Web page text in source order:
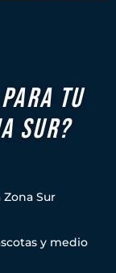
TU
SUR?
Sur
y medio